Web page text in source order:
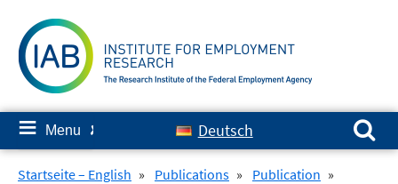
content
≡ Menu ✘ Deutsch
Search for:
Startseite – English » Publications » Publication »